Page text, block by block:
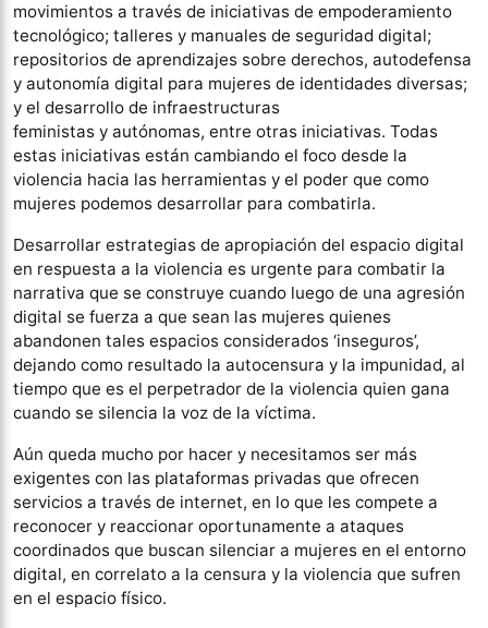
movimientos a través de iniciativas de empoderamiento
tecnológico; talleres y manuales de seguridad digital;
repositorios de aprendizajes sobre derechos, autodefensa
y autonomía digital para mujeres de identidades diversas;
y el desarrollo de infraestructuras
feministas y autónomas, entre otras iniciativas. Todas
estas iniciativas están cambiando el foco desde la
violencia hacia las herramientas y el poder que como
mujeres podemos desarrollar para combatirla.
Desarrollar estrategias de apropiación del espacio digital
en respuesta a la violencia es urgente para combatir la
narrativa que se construye cuando luego de una agresión
digital se fuerza a que sean las mujeres quienes
abandonen tales espacios considerados ‘inseguros’,
dejando como resultado la autocensura y la impunidad, al
tiempo que es el perpetrador de la violencia quien gana
cuando se silencia la voz de la víctima.
Aún queda mucho por hacer y necesitamos ser más
exigentes con las plataformas privadas que ofrecen
servicios a través de internet, en lo que les compete a
reconocer y reaccionar oportunamente a ataques
coordinados que buscan silenciar a mujeres en el entorno
digital, en correlato a la censura y la violencia que sufren
en el espacio físico.